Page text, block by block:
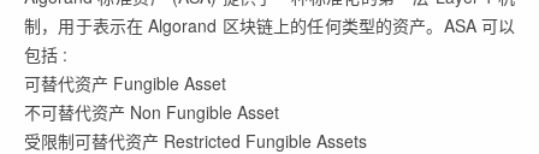
制，用于表示在 Algorand 区块链上的任何类型的资产。ASA 可以
包括 :
可替代资产 Fungible Asset
不可替代资产 Non Fungible Asset
受限制可替代资产 Restricted Fungible Assets